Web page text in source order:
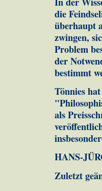
die
überhaupt
zwingen,
Problem
der
bestimmt
Tönnies
als
HANS-
Zuletzt